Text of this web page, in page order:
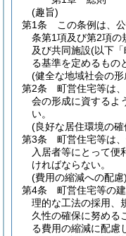
(趣旨)
第1条
この条例は、
条第1項及び第2項の
及び共同施設(以下「
る基準を定めるもの
(健全な地域社会の形
第2条
町営住宅等は
会の形成に資するよ
い。
(良好な居住環境の確
第3条
町営住宅等は
入居者等にとって便
ければならない。
(費用の縮減への配慮)
第4条
町営住宅等の
理的な工法の採用、
久性の確保に努める
る費用の縮減に配慮